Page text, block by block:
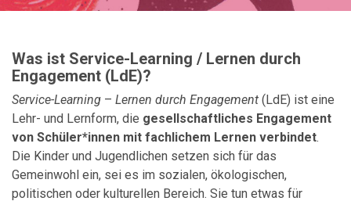
Was ist Service-Learning / Lernen durch
Engagement (LdE)?
Service-Learning – Lernen durch Engagement (LdE) ist eine
Lehr- und Lernform, die gesellschaftliches Engagement
von Schüler*innen mit fachlichem Lernen verbindet.
Die Kinder und Jugendlichen setzen sich für das
Gemeinwohl ein, sei es im sozialen, ökologischen,
politischen oder kulturellen Bereich. Sie tun etwas für